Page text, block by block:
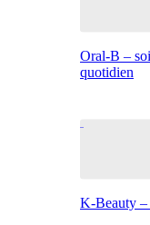
Oral-B –
quotidien
K-Beauty –